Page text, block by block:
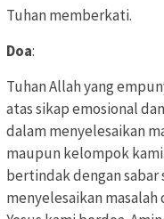
Tuhan memberkati.
Doa:
Tuhan Allah yang
atas sikap emosional
dalam menyelesaikan
maupun kelompok
bertindak dengan sabar
menyelesaikan masalah